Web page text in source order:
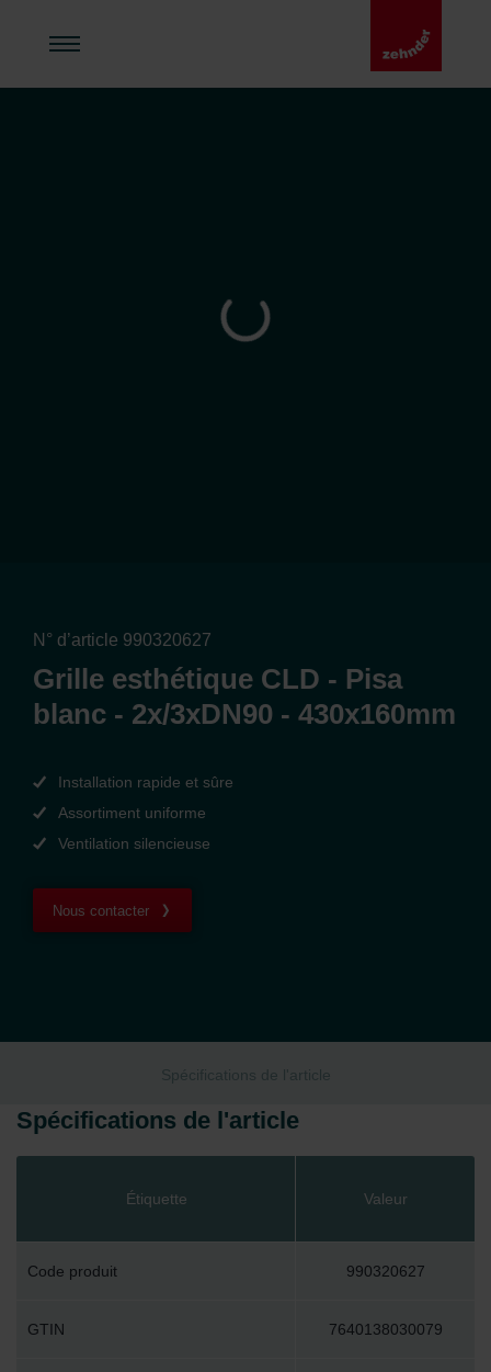
N° d’article 990320627
Grille esthétique CLD - Pisa
blanc - 2x/3xDN90 - 430x160mm
Installation rapide et sûre
Assortiment uniforme
Ventilation silencieuse
Nous contacter
Spécifications de l'article
Spécifications de l'article
Étiquette Valeur
Code produit 990320627
GTIN 7640138030079